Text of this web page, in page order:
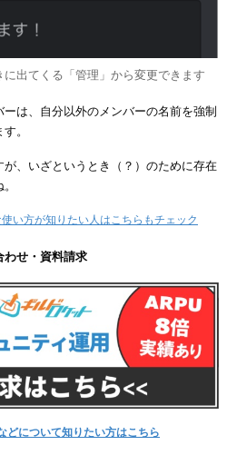
出てくる「管理」から変更できます
は、自分以外のメンバーの名前を強制
。
、いざというとき（？）のために存在
い方が知りたい人はこちらもチェック
わせ・資料請求
どについて知りたい方はこちら